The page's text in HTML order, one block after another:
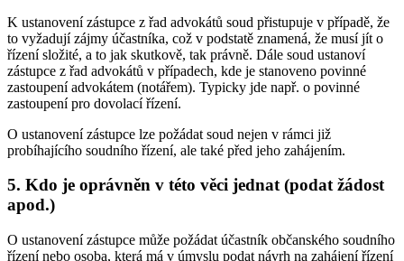
K ustanovení zástupce z řad advokátů soud přistupuje v případě, že
to vyžadují zájmy účastníka, což v podstatě znamená, že musí jít o
řízení složité, a to jak skutkově, tak právně. Dále soud ustanoví
zástupce z řad advokátů v případech, kde je stanoveno povinné
zastoupení advokátem (notářem). Typicky jde např. o povinné
zastoupení pro dovolací řízení.
O ustanovení zástupce lze požádat soud nejen v rámci již
probíhajícího soudního řízení, ale také před jeho zahájením.
5. Kdo je oprávněn v této věci jednat (podat žádost
apod.)
O ustanovení zástupce může požádat účastník občanského soudního
řízení nebo osoba, která má v úmyslu podat návrh na zahájení řízení